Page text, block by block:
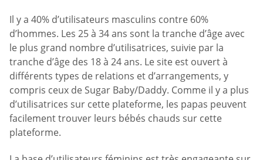
Il y a 40% d’utilisateurs masculins contre 60%
d’hommes. Les 25 à 34 ans sont la tranche d’âge avec
le plus grand nombre d’utilisatrices, suivie par la
tranche d’âge des 18 à 24 ans. Le site est ouvert à
différents types de relations et d’arrangements, y
compris ceux de Sugar Baby/Daddy. Comme il y a plus
d’utilisatrices sur cette plateforme, les papas peuvent
facilement trouver leurs bébés chauds sur cette
plateforme.